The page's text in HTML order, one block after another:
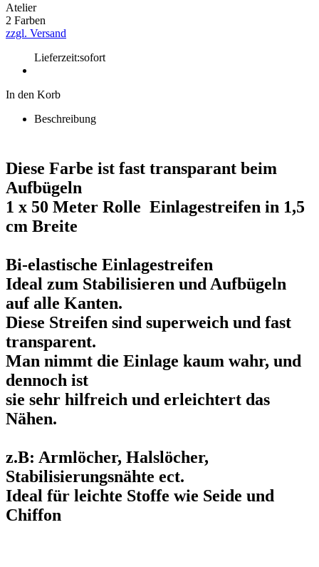
Atelier
2 Farben
zzgl. Versand
Lieferzeit:sofort
In den Korb
Beschreibung
Diese Farbe ist fast transparant beim
Aufbügeln
1 x 50 Meter Rolle Einlagestreifen in 1,5
cm Breite
Bi-elastische Einlagestreifen
Ideal zum Stabilisieren und Aufbügeln
auf alle Kanten.
Diese Streifen sind superweich und fast
transparent.
Man nimmt die Einlage kaum wahr, und
dennoch ist
sie sehr hilfreich und erleichtert das
Nähen.
z.B: Armlöcher, Halslöcher,
Stabilisierungsnähte ect.
Ideal für leichte Stoffe wie Seide und
Chiffon